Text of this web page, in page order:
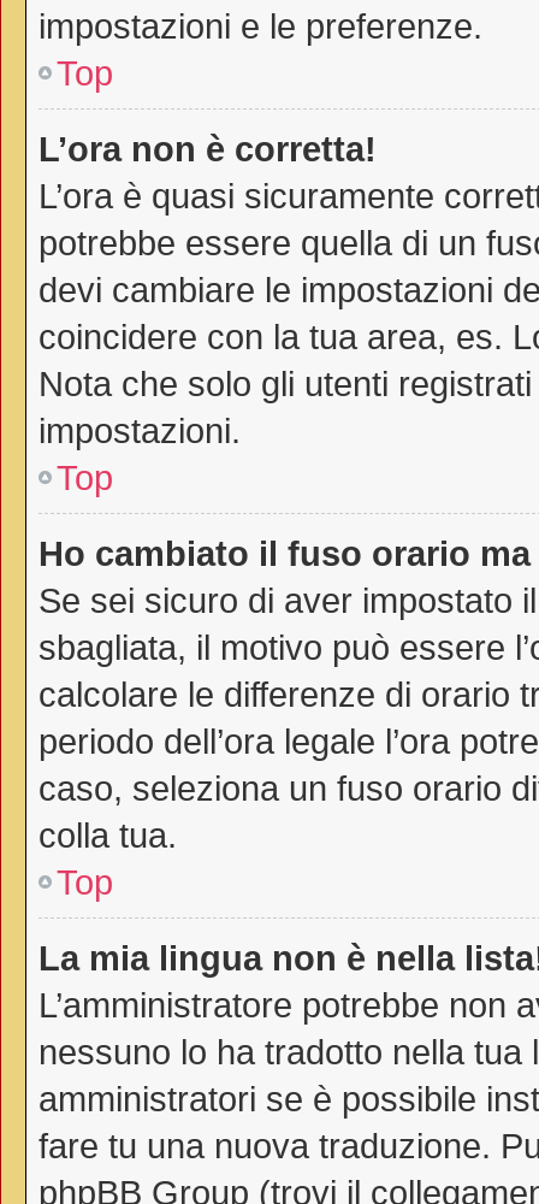
impostazioni e le preferenze.
Top
L’ora non è corretta!
L’ora è quasi sicuramente
potrebbe essere quella di un
devi cambiare le impostazioni
coincidere con la tua area, es.
Nota che solo gli utenti
impostazioni.
Top
Ho cambiato il fuso orario
Se sei sicuro di aver impostato
sbagliata, il motivo può essere
calcolare le differenze di orario
periodo dell’ora legale l’ora
caso, seleziona un fuso orario
colla tua.
Top
La mia lingua non è nella
L’amministratore potrebbe non
nessuno lo ha tradotto nella
amministratori se è possibile
fare tu una nuova traduzione.
phpBB Group (trovi il